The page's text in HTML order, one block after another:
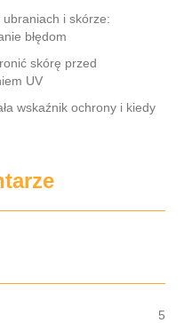
i skórze:
błędom
skórę przed
UV
wskaźnik ochrony i kiedy
5